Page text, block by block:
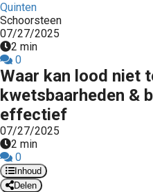
Quinten
Schoorsteen
07/27/2025
2 min
0
Waar kan lood niet
kwetsbaarheden &
effectief
07/27/2025
2 min
0
Inhoud
Delen